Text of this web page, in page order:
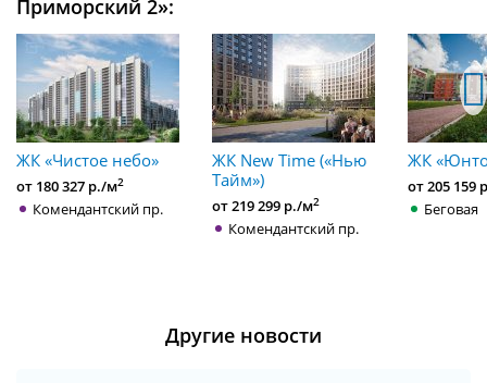
Приморский 2»:
ЖК «Чистое небо»
от 180 327 р./м2
Комендантский пр.
ЖК New Time («Нью
Тайм»)
от 219 299 р./м2
Комендантский пр.
ЖК
от 205 159
Беговая
Другие новости